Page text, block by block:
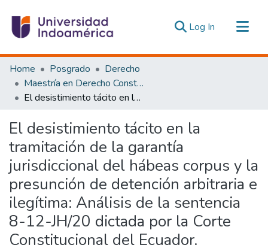
Log In (current)
Communities & Collections
All of DSpace
Statistics
Home Posgrado
Derecho
Maestría en Derecho Constitucional con Mención en Derecho Constitucional
El desistimiento tácito en la tramitación de la garantía jurisdiccional del hábeas corpus y la presunción de detención arbitraria e ilegítima: Análisis de la sentencia 8-12-JH/20 dictada por la Corte Constitucional del Ecuador.
El desistimiento tácito en la
tramitación de la garantía
jurisdiccional del hábeas corpus y la
presunción de detención arbitraria e
ilegítima: Análisis de la sentencia
8-12-JH/20 dictada por la Corte
Constitucional del Ecuador.